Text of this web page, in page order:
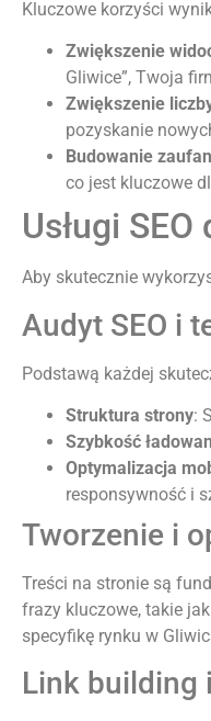
Kluczowe korzyści
Zwiększenie
Gliwice”, Twoja
Zwiększenie
pozyskanie
Budowanie
co jest kluczowe
Usługi
Aby skutecznie
Audyt SEO i
Podstawą każdej
Struktura strony:
Szybkość
Optymalizacja
responsywność i
Tworzenie i
Treści na stronie są
frazy kluczowe, takie
specyfikę rynku w
Link building